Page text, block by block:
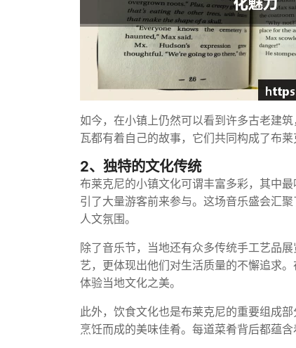
如今，在小镇上仍然可以看到许多古老建
瓦都有着自己的故事，它们共同构成了布莱
2、独特的文化传统
布莱克尼的小镇文化可谓丰富多彩，其中
引了大量游客前来参与。这场音乐盛会汇
人文氛围。
除了音乐节，当地还有众多传统手工艺品
艺，更体现出他们对生活质量的不懈追求
体验当地文化之美。
此外，饮食文化也是布莱克尼的重要组成
烹饪而成的美味佳肴。每道菜肴背后都蕴